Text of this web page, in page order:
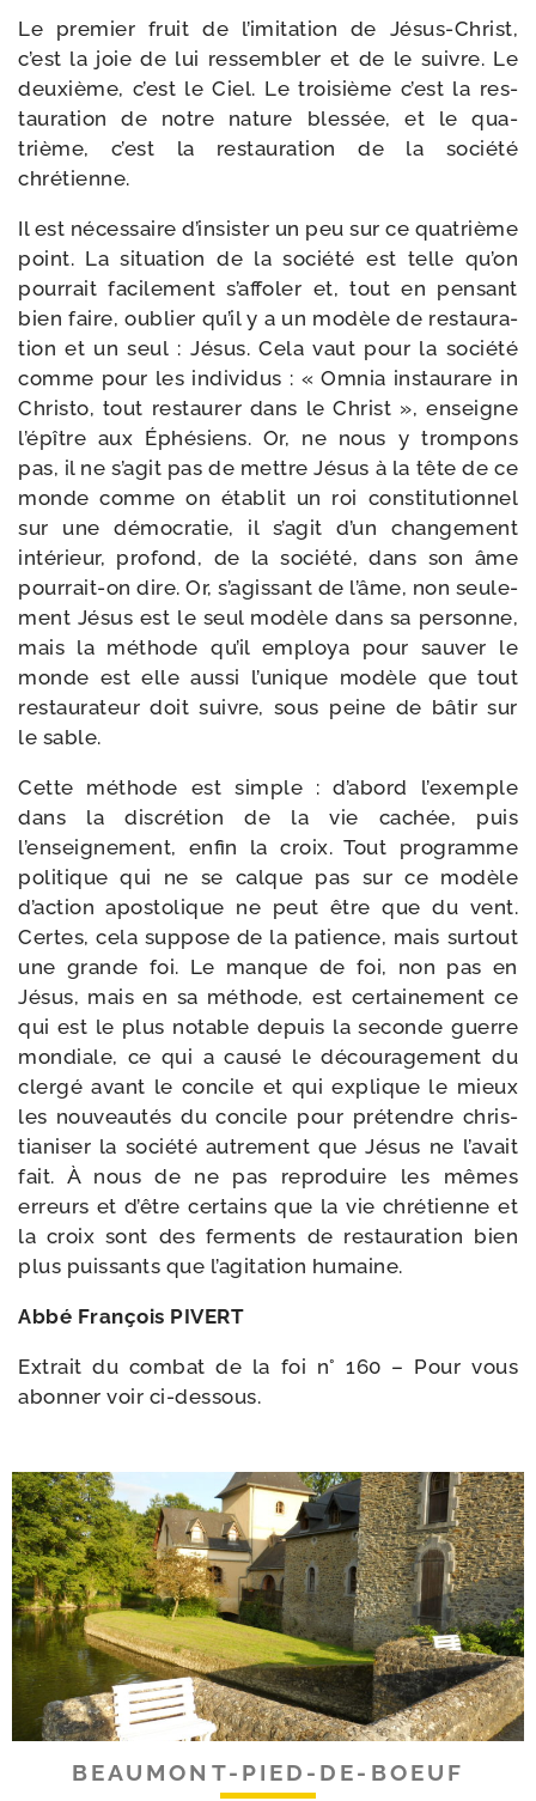
Le pre­mier fruit de l’imitation de Jésus-​Christ,
c’est la joie de lui res­sem­bler et de le suivre. Le
deuxième, c’est le Ciel. Le troi­sième c’est la res­
tau­ra­tion de notre nature bles­sée, et le qua­
trième, c’est la res­tau­ra­tion de la socié­té
chrétienne.
Il est néces­saire d’insister un peu sur ce qua­trième
point. La situa­tion de la socié­té est telle qu’on
pour­rait faci­le­ment s’affoler et, tout en pen­sant
bien faire, oublier qu’il y a un modèle de res­tau­ra­
tion et un seul : Jésus. Cela vaut pour la socié­té
comme pour les indi­vi­dus : « Omnia ins­tau­rare in
Christo, tout res­tau­rer dans le Christ », enseigne
l’épître aux Éphésiens. Or, ne nous y trom­pons
pas, il ne s’agit pas de mettre Jésus à la tête de ce
monde comme on éta­blit un roi consti­tu­tion­nel
sur une démo­cra­tie, il s’agit d’un chan­ge­ment
inté­rieur, pro­fond, de la socié­té, dans son âme
pourrait-​on dire. Or, s’agissant de l’âme, non seule­
ment Jésus est le seul modèle dans sa per­sonne,
mais la méthode qu’il employa pour sau­ver le
monde est elle aus­si l’unique modèle que tout
res­tau­ra­teur doit suivre, sous peine de bâtir sur
le sable.
Cette méthode est simple : d’abord l’exemple
dans la dis­cré­tion de la vie cachée, puis
l’enseignement, enfin la croix. Tout pro­gramme
poli­tique qui ne se calque pas sur ce modèle
d’action apos­to­lique ne peut être que du vent.
Certes, cela sup­pose de la patience, mais sur­tout
une grande foi. Le manque de foi, non pas en
Jésus, mais en sa méthode, est cer­tai­ne­ment ce
qui est le plus notable depuis la seconde guerre
mon­diale, ce qui a cau­sé le décou­ra­ge­ment du
cler­gé avant le concile et qui explique le mieux
les nou­veau­tés du concile pour pré­tendre chris­
tia­ni­ser la socié­té autre­ment que Jésus ne l’avait
fait. À nous de ne pas repro­duire les mêmes
erreurs et d’être cer­tains que la vie chré­tienne et
la croix sont des fer­ments de res­tau­ra­tion bien
plus puis­sants que l’agitation humaine.
Abbé François PIVERT
Extrait du com­bat de la foi n° 160 – Pour vous
abon­ner voir ci-dessous.
BEAUMONT-PIED-DE-BOEUF